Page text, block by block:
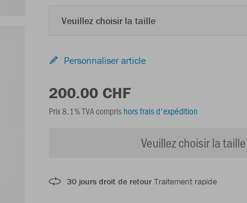
Veuillez choisir la taille
Personnaliser article
200.00 CHF
Prix 8.1% TVA compris hors frais d'expédition
Veuillez choisir la taille
30 jours droit de retour Traitement rapide